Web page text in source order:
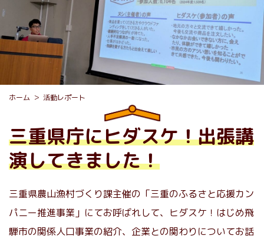
ホーム 活動レポート
三重県庁にヒダスケ！出張講
演してきました！
三重県農山漁村づくり課主催の「三重のふるさと応援カン
パニー推進事業」にてお呼ばれして、ヒダスケ！はじめ飛
騨市の関係人口事業の紹介、企業との関わりについてお話